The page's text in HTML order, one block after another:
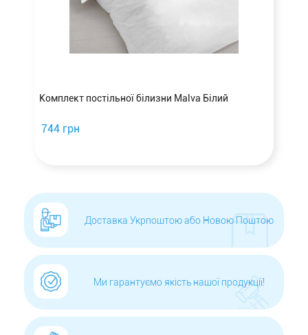
Комплект постільної білизни Malva Білий
744 грн
Доставка Укрпоштою або Новою Поштою
Ми гарантуємо якість нашої продукції!